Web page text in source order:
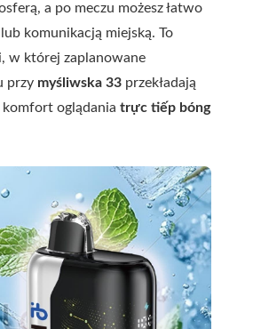
a po meczu możesz łatwo
komunikacją miejską. To
w której zaplanowane
przy myśliwska 33 przekładają
komfort oglądania trực tiếp bóng